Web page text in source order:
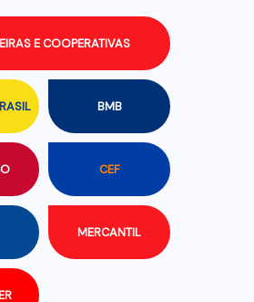
BMB
CEF
E COOPERATIVAS
MERCANTIL